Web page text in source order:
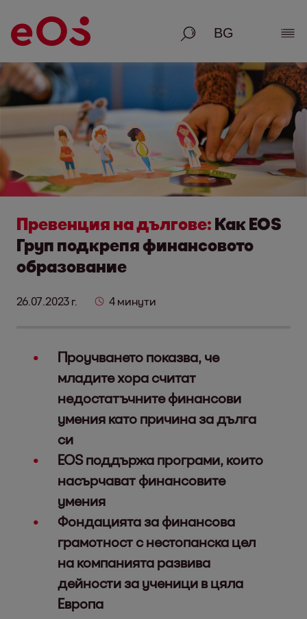
Търсене
Превенция на дългове: Как EOS
Груп подкрепя финансовото
образование
26.07.2023 г. 4 минути
Проучването показва, че
младите хора считат
недостатъчните финансови
умения като причина за дълга
си
EOS поддържа програми, които
насърчават финансовите
умения
Фондацията за финансова
грамотност с нестопанска цел
на компанията развива
дейности за ученици в цяла
Европа